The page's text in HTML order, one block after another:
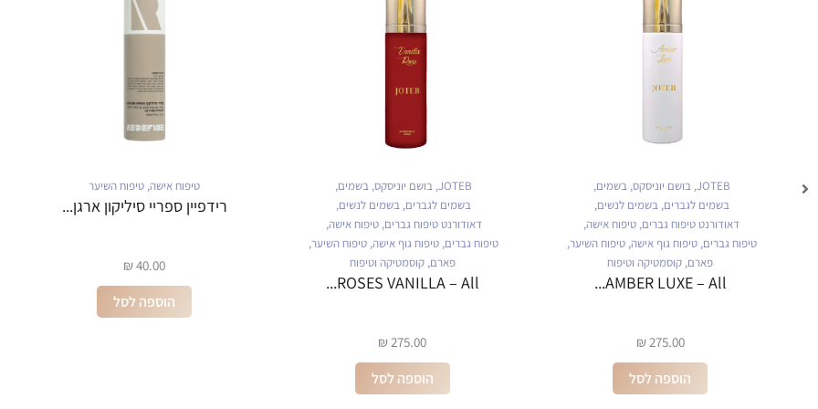
JOTEB
,בושם יוניסקס,בשמים,
בשמים לגברים,בשמים לנשים,
דאודורנט טיפוח גברים,טיפוח אישה,
טיפוח גברים,טיפוח גוף אישה ,טיפוח השיער,
פארם,קוסמטיקה וטיפוח
AMBER LUXE – All...
275.00
₪
הוספה לסל
JOTEB
,בושם יוניסקס,בשמים,
בשמים לגברים,בשמים לנשים,
דאודורנט טיפוח גברים,טיפוח אישה,
טיפוח גברים,טיפוח גוף אישה ,טיפוח השיער,
פארם,קוסמטיקה וטיפוח
ROSES VANILLA – All...
275.00
₪
הוספה לסל
טיפוח אישה,טיפוח השיער
רידפיין ספריי סיליקון ארגן...
40.00
₪
הוספה לסל